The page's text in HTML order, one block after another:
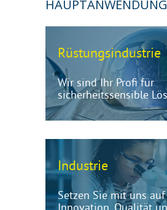
Rüstungsindustrie
Wir sind Ihr Profi für
sicherheitssensible
Industrie
Setzen Sie mit uns auf